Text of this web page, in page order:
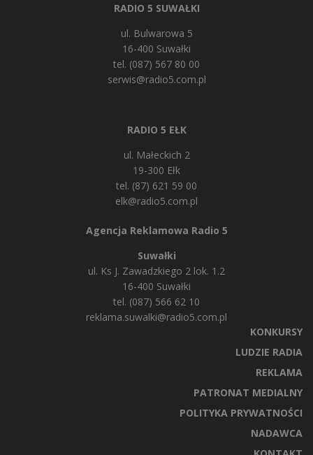
RADIO 5 SUWAŁKI
ul. Bulwarowa 5
16-400 Suwałki
tel. (087) 567 80 00
serwis@radio5.com.pl
RADIO 5 EŁK
ul. Małeckich 2
19-300 Ełk
tel. (87) 621 59 00
elk@radio5.com.pl
Agencja Reklamowa Radio 5
Suwałki
ul. Ks J. Zawadzkiego 2 lok. 1.2
16-400 Suwałki
tel. (087) 566 62 10
reklama.suwalki@radio5.com.pl
KONKURSY
LUDZIE RADIA
REKLAMA
PATRONAT MEDIALNY
POLITYKA PRYWATNOŚCI
NADAWCA